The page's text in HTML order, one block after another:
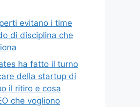
evitano i time
di disciplina che
ha fatto il turno
della startup di
il ritiro e cosa
che vogliono